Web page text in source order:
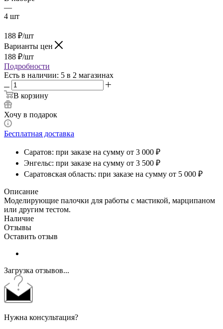
—
4 шт
188 ₽/шт
Варианты цен
188 ₽/шт
Подробности
Есть в наличии: 5 в 2 магазинах
В корзину
Хочу в подарок
Бесплатная доставка
Саратов: при заказе на сумму от 3 000 ₽
Энгельс: при заказе на сумму от 3 500 ₽
Саратовская область: при заказе на сумму от 5 000 ₽
Описание
Моделирующие палочки для работы с мастикой, марципаном
или другим тестом.
Наличие
Отзывы
Оставить отзыв
Загрузка отзывов...
Нужна консультация?